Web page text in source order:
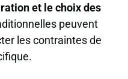
et le choix des
peuvent
les contraintes de